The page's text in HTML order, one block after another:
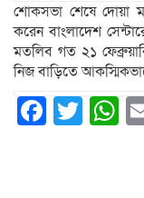
শোকসভা শেষে দোয়া
করেন বাংলাদেশ
মতলিব গত ২১
নিজ বাড়িতে